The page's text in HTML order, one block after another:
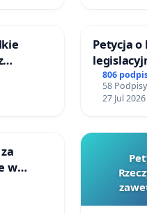
Petycja
reformą
806
58
27 Jul 2026
w